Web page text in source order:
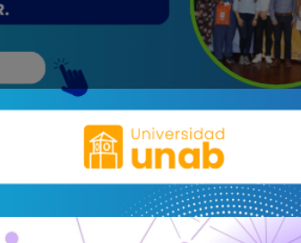
Enlaces de interés
Acceso a bases de datos digitales UNIRED